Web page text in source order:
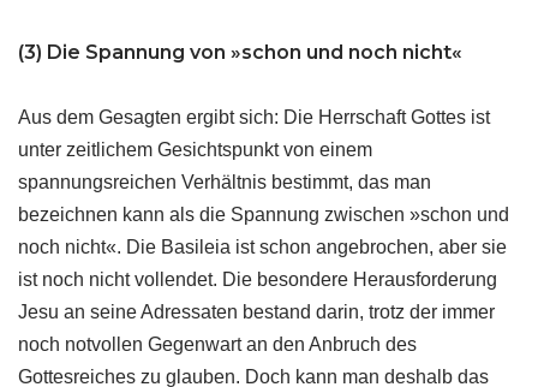
(3) Die Spannung von »schon und noch nicht«
Aus dem Gesagten ergibt sich: Die Herrschaft Gottes ist
unter zeitlichem Gesichtspunkt von einem
spannungsreichen Verhältnis bestimmt, das man
bezeichnen kann als die Spannung zwischen »schon und
noch nicht«. Die Basileia ist schon angebrochen, aber sie
ist noch nicht vollendet. Die besondere Herausforderung
Jesu an seine Adressaten bestand darin, trotz der immer
noch notvollen Gegenwart an den Anbruch des
Gottesreiches zu glauben. Doch kann man deshalb das